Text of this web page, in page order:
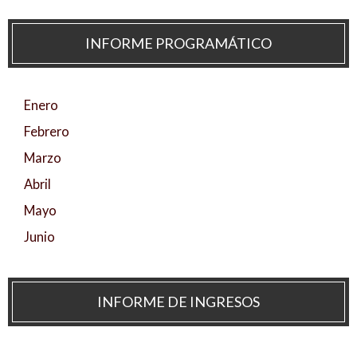
INFORME PROGRAMÁTICO
Enero
Febrero
Marzo
Abril
Mayo
Junio
INFORME DE INGRESOS